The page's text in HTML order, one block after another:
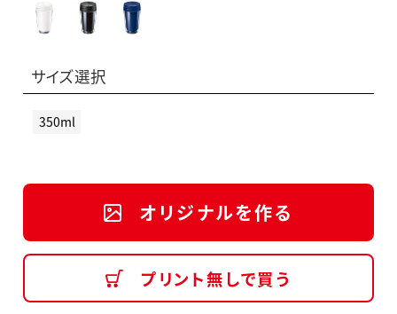
サイズ選択
350ml
オリジナルを作る
プリント無しで買う